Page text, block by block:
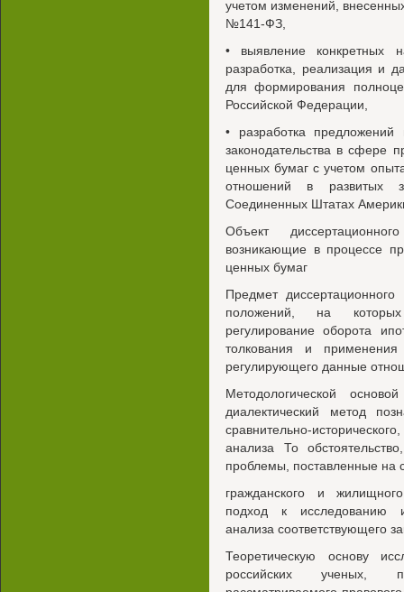
учетом изменений,
№141-ФЗ,
• выявление конкретных
разработка, реализация и
для формирования
Российской Федерации,
• разработка
законодательства в сфере
ценных бумаг с учетом
отношений в развитых
Соединенных Штатах
Объект
возникающие в процессе
ценных бумаг
Предмет
положений, на
регулирование оборота
толкования и применения
регулирующего данные
Методологической
диалектический метод
сравнительно-
анализа То
проблемы, поставленные на
гражданского и
подход к исследованию
анализа соответствующего
Теоретическую основу
российских ученых,